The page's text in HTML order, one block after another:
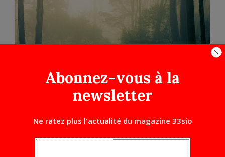
Abonnez-vous à la
newsletter
Ne ratez plus l'actualité du magazine 33sio